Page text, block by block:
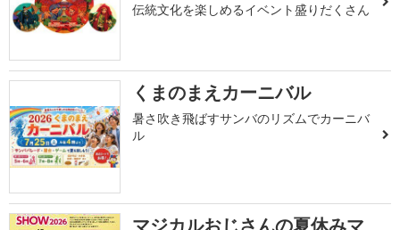
伝統文化を楽しめるイベント盛りだくさん
くまのまえカーニバル
暑さ吹き飛ばすサンバのリズムでカーニバ
ル